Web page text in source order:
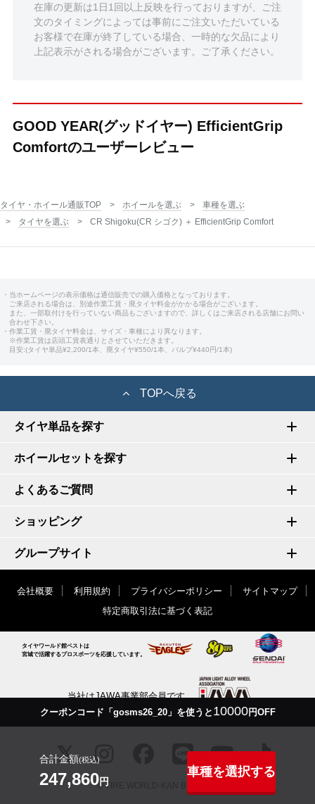
在庫の更新は1日1回以上反映を行っておりますが、ご注
文のタイミングによっては事前にご注文いただいている
お客様で在庫が終了している場合、一時的な欠品により
上記表示がされる場合がございます。ご了承ください。
GOOD YEAR(グッドイヤー) EfficientGrip
Comfortのユーザーレビュー
クーポンコード「gosms26_20」を使うと 10000円OFF
合計金額(税込)
247,860円
車種を選択する
タイヤ・ホイール通販TOP ホイールを選ぶ
車種を選ぶ
タイヤを選ぶ
CR Shigoku(CR シゴク) ＋ EfficientGrip Comfort
・当ホームページの表示価格は通信販売での購入価格となっております。
ご来店される場合は、別途作業工賃・廃タイヤ料金がかかる場合がございます。
また、一部取付けを行っていない商品もございますので、詳しくはご来店される店舗にお問い
合わせ下さい。
・作業工賃・廃タイヤ料金は、サイズ・車種により異なります。
※作業工賃は店頭工賃表通りとさせていただきます。
目安:(タイヤ単品¥2,200/1本、廃タイヤ¥550/1本、バルブ¥440円/1本)
TOPへ戻る
タイヤ単品を探す
ホイールセットを探す
よくあるご質問
ショッピング
グループサイト
会社概要 利用規約 プライバシーポリシー
サイトマップ
特定商取引法に基づく表記
タイヤワールド館ベストは
宮城で活躍するプロスポーツを応援しています。
当社はJAWA事業部会員です
© TIRE WORLD-KAN BEST inc.